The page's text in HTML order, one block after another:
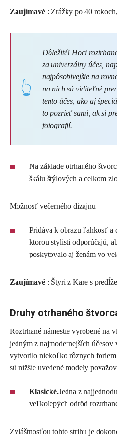
Zaujímavé : Zrážky po 40
Dôležité! Hoci
za univerzálny účes,
najpôsobivejšie na
na nich sú viditeľné
tento účes, ako aj
to pozrieť sami, ak si
fotografií.
Na základe otrhaného
škálu štýlových a celkom
Možnosť večerného dizajnu
Pridáva k obrazu ľahkosť a
ktorou stylisti odporúčajú,
poskytovalo aj ženám vo
Zaujímavé : Štyri z Kare s
Druhy otrhaného
Roztrhané námestie vyrobené na
jedným z najmodernejších účesov
vytvorilo niekoľko rôznych foriem
sú nižšie uvedené modely
Klasické.Jedna z
veľkolepých odrôd
Zvláštnosťou tohto strihu je